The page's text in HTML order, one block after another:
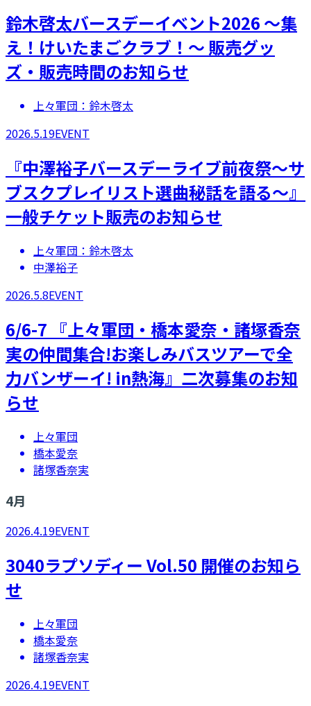
​鈴木啓太バースデーイベント2026 ～集
え！けいたまごクラブ！～ 販売グッ
ズ・販売時間のお知らせ
上々軍団：鈴木啓太
2026.5.19EVENT
​『中澤裕子バースデーライブ前夜祭～サ
ブスクプレイリスト選曲秘話を語る～』
一般チケット販売のお知らせ
上々軍団：鈴木啓太
中澤裕子
2026.5.8EVENT
​​6/6-7 『上々軍団・橋本愛奈・諸塚香奈
実の仲間集合!お楽しみバスツアーで全
力バンザーイ! in熱海』二次募集のお知
らせ
上々軍団
橋本愛奈
諸塚香奈実
4月
2026.4.19EVENT
3040ラプソディー Vol.50 開催のお知ら
せ
上々軍団
橋本愛奈
諸塚香奈実
2026.4.19EVENT